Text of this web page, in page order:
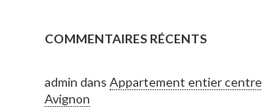
COMMENTAIRES RÉCENTS
admin dans Appartement entier
Avignon